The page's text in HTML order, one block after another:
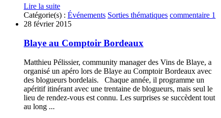
Lire la suite
Catégorie(s) : Événements Sorties thématiques commentaire 1
28 février 2015
Blaye au Comptoir Bordeaux
Matthieu Pélissier, community manager des Vins de Blaye, a
organisé un apéro lors de Blaye au Comptoir Bordeaux avec
des blogueurs bordelais. Chaque année, il programme un
apéritif itinérant avec une trentaine de blogueurs, mais seul le
lieu de rendez-vous est connu. Les surprises se succèdent tout
au long ...